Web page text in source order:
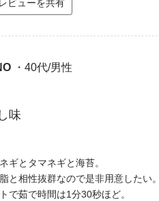
レビューを共有
・40代/男性
味
ギとタマネギと海苔。
と相性抜群なので是非用意したい。
で茹で時間は1分30秒ほど。